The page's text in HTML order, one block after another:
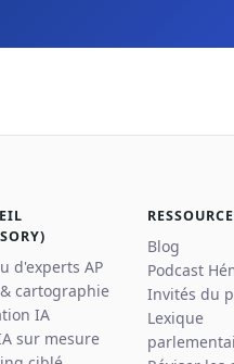
d'experts AP
cartographie
IA
sur mesure
Blog
Podcast
Invités du
Lexique